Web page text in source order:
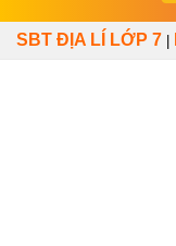
SBT ĐỊA LÍ LỚP 7